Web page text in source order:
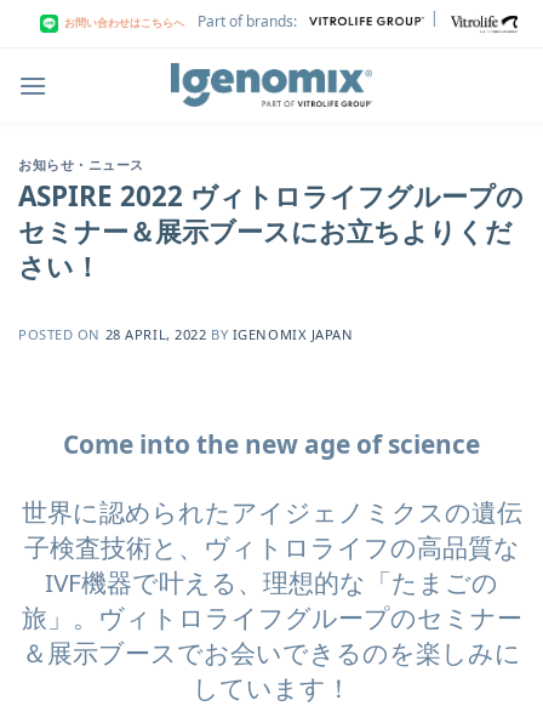
お問い合わせはこちらへ Part of brands: |
お知らせ・ニュース
ASPIRE 2022 ヴィトロライフグループの
セミナー＆展示ブースにお立ちよりくだ
さい！
POSTED ON 28 APRIL, 2022 BY IGENOMIX JAPAN
Come into the new age of science
世界に認められたアイジェノミクスの遺伝
子検査技術と、ヴィトロライフの高品質な
IVF機器で叶える、理想的な「たまごの
旅」。ヴィトロライフグループのセミナー
＆展示ブースでお会いできるのを楽しみに
しています！